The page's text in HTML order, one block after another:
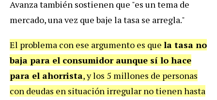
Avanza también sostienen que "es un tema de
mercado, una vez que baje la tasa se arregla."
El problema con ese argumento es que la tasa no
baja para el consumidor aunque sí lo hace
para el ahorrista, y los 5 millones de personas
con deudas en situación irregular no tienen hasta